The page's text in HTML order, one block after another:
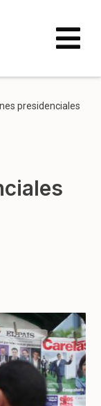
presidenciales